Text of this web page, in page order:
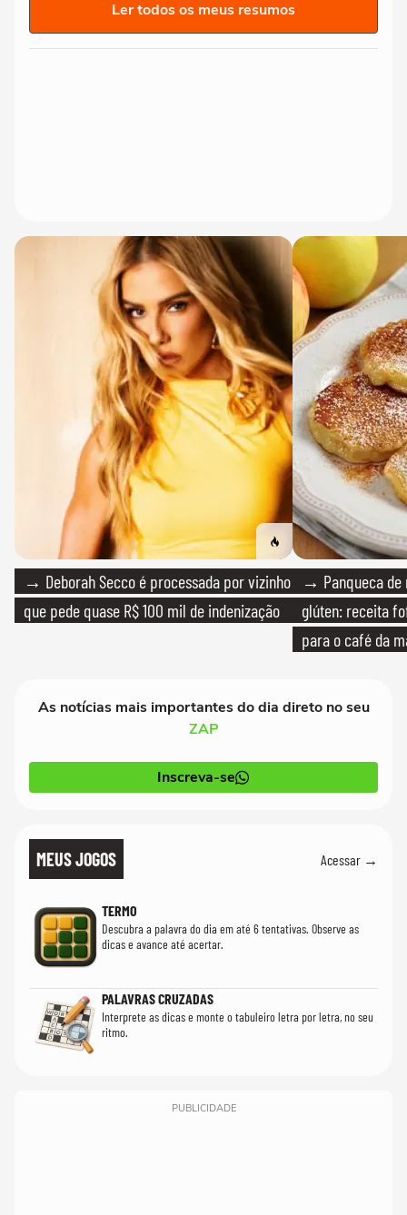
Ler todos os meus resumos
→ Deborah Secco é processada por vizinho
que pede quase R$ 100 mil de indenização
→ Panqueca de
glúten: receita
para o café da
As notícias mais importantes do dia direto no seu
ZAP
Inscreva-se
MEUS JOGOS Acessar →
TERMO
Descubra a palavra do dia em até 6 tentativas. Observe as
dicas e avance até acertar.
PALAVRAS CRUZADAS
Interprete as dicas e monte o tabuleiro letra por letra, no seu
ritmo.
PUBLICIDADE